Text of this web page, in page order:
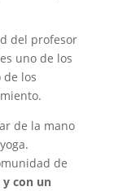
del profesor
uno de los
los
de la mano
de
con un